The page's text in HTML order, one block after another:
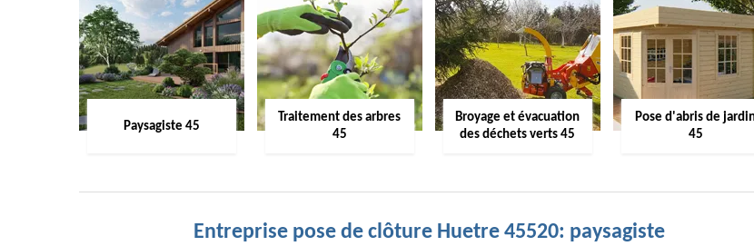
Paysagiste 45
Traitement des arbres
45
Broyage et évacuation
des déchets verts 45
Pose d'abris de
45
Entreprise pose de clôture Huetre 45520: paysagiste